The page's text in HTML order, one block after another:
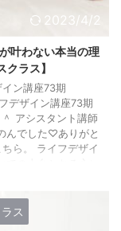
2023/4/2
叶わない本当の理
ラス】
ン講座73期
デザイン講座73期
アシスタント講師
んでした♡ありがと
ら。 ライフデザイ
ス